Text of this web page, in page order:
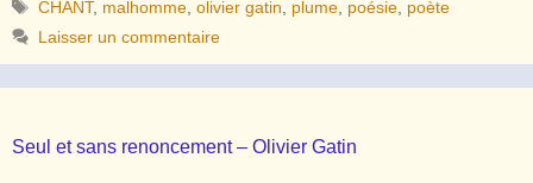
CHANT, malhomme ,olivier gatin plume poésie poète
Laisser un commentaire
Seul et sans renoncement – Olivier Gatin